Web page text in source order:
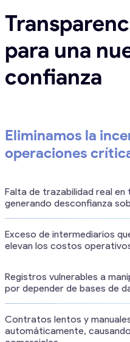
para una
confianza
Eliminamos la
operaciones
Falta de trazabilidad real en
generando desconfianza
Exceso de intermediarios
elevan los costos
Registros vulnerables a
por depender de bases de
Contratos lentos y
automáticamente,